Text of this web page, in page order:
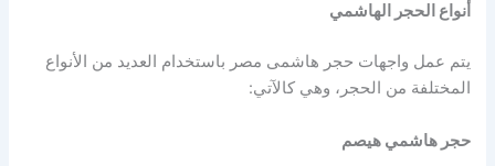
أنواع الحجر الهاشمي
يتم عمل واجهات حجر هاشمى مصر باستخدام العديد من الأنواع
المختلفة من الحجر، وهي كالآتي:
حجر هاشمي هيصم